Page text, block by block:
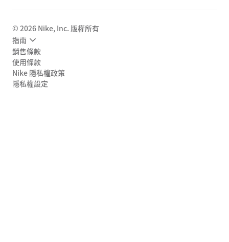
© 2026 Nike, Inc. 版權所有
指南
銷售條款
使用條款
Nike 隱私權政策
隱私權設定